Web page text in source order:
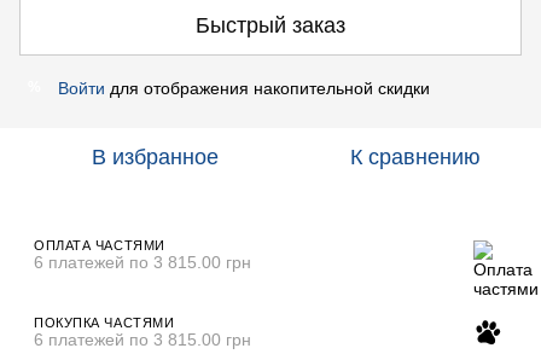
Быстрый заказ
Войти для отображения накопительной скидки
В избранное К сравнению
ОПЛАТА ЧАСТЯМИ
6 платежей по 3 815.00 грн
ПОКУПКА ЧАСТЯМИ
6 платежей по 3 815.00 грн